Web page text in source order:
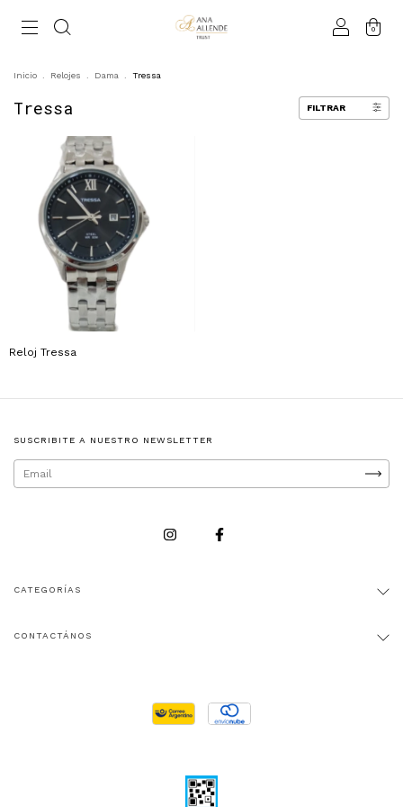
0
Inicio Relojes Dama Tressa
Tressa FILTRAR
Reloj Tressa
SUSCRIBITE A NUESTRO NEWSLETTER
CATEGORÍAS
CONTACTÁNOS